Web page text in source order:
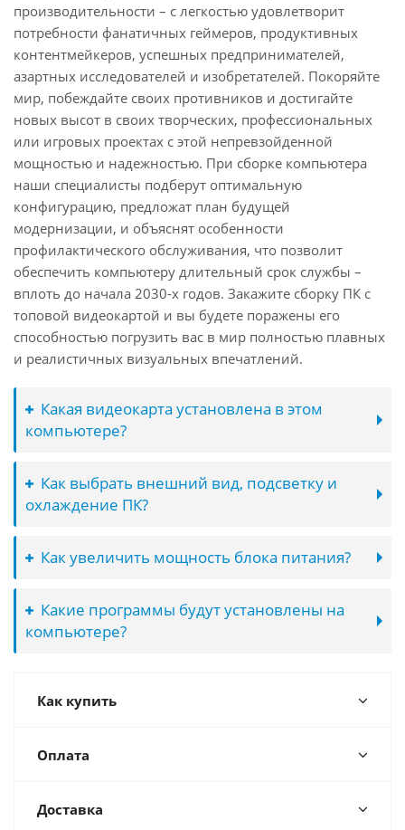
производительности – с легкостью удовлетворит
потребности фанатичных геймеров, продуктивных
контентмейкеров, успешных предпринимателей,
азартных исследователей и изобретателей. Покоряйте
мир, побеждайте своих противников и достигайте
новых высот в своих творческих, профессиональных
или игровых проектах с этой непревзойденной
мощностью и надежностью. При сборке компьютера
наши специалисты подберут оптимальную
конфигурацию, предложат план будущей
модернизации, и объяснят особенности
профилактического обслуживания, что позволит
обеспечить компьютеру длительный срок службы –
вплоть до начала 2030-х годов. Закажите сборку ПК с
топовой видеокартой и вы будете поражены его
способностью погрузить вас в мир полностью плавных
и реалистичных визуальных впечатлений.
Какая видеокарта установлена в этом
компьютере?
Как выбрать внешний вид, подсветку и
охлаждение ПК?
Как увеличить мощность блока питания?
Какие программы будут установлены на
компьютере?
Как купить
Оплата
Доставка